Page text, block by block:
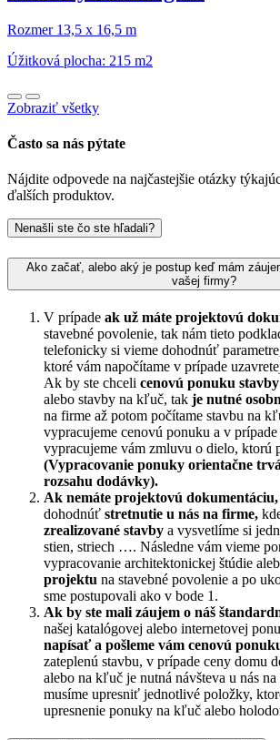
Rozmer 13,5 x 16,5 m
Úžitková plocha: 215 m2
Zobraziť všetky
Často sa nás pýtate
Nájdite odpovede na najčastejšie otázky
ďalších produktov.
Nenašli ste čo ste hľadali?
Ako začať, alebo aký je postup keď mám
vašej firmy?
V prípade ak už máte projektovú
stavebné povolenie, tak nám tieto
telefonicky si vieme dohodnúť
ktoré vám napočítame v prípade
Ak by ste chceli cenovú ponuku stavby
alebo stavby na kľuč, tak je nutné
na firme až potom počítame stavbu na
vypracujeme cenovú ponuku a v prípade
vypracujeme vám zmluvu o dielo, ktorú
(Vypracovanie ponuky orientačne
rozsahu dodávky).
Ak nemáte projektovú dokumentáciu,
dohodnúť stretnutie u nás na firme,
zrealizované stavby a vysvetlíme si
stien, striech …. Následne vám vieme
vypracovanie architektonickej štúdie
projektu na stavebné povolenie a po
sme postupovali ako v bode 1.
Ak by ste mali záujem o náš
našej katalógovej alebo internetovej
napísať a pošleme vám cenovú
zateplenú stavbu, v prípade ceny domu
alebo na kľuč je nutná návšteva u nás
musíme upresniť jednotlivé položky,
upresnenie ponuky na kľuč alebo